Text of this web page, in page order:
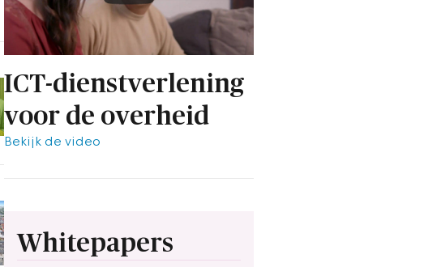
ICT-dienstverlening
voor de overheid
Bekijk de video
Whitepapers